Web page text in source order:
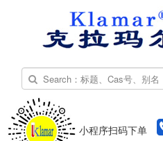
小程序扫码下单